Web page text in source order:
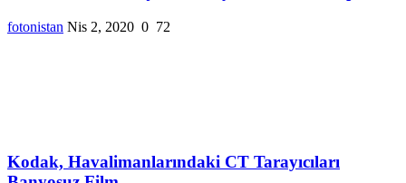
fotonistan Nis 2, 2020 0 72
Kodak, Havalimanlarındaki CT Tarayıcıları